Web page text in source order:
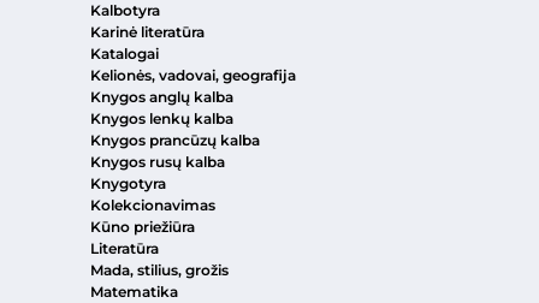
Kalbotyra
Karinė literatūra
Katalogai
Kelionės, vadovai, geografija
Knygos anglų kalba
Knygos lenkų kalba
Knygos prancūzų kalba
Knygos rusų kalba
Knygotyra
Kolekcionavimas
Kūno priežiūra
Literatūra
Mada, stilius, grožis
Matematika